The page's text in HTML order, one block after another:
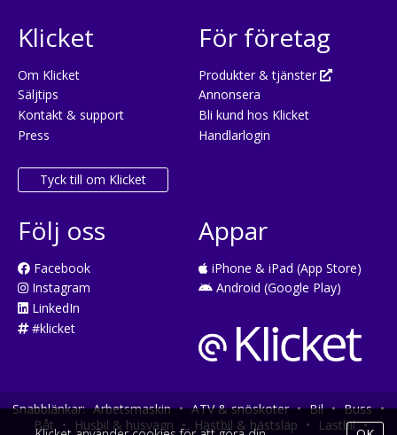
Klicket
Om Klicket
Säljtips
Kontakt & support
Press
Tyck till om Klicket
För företag
Produkter & tjänster
Annonsera
Bli kund hos Klicket
Handlarlogin
Följ oss
Facebook
Instagram
LinkedIn
#klicket
Appar
iPhone & iPad (App Store)
Android (Google Play)
Snabblänkar: Arbetsmaskin • ATV & snöskoter • Bil • Buss •
Båt • Husbil & husvagn • Hästbil & hästsläp • Lastbil •